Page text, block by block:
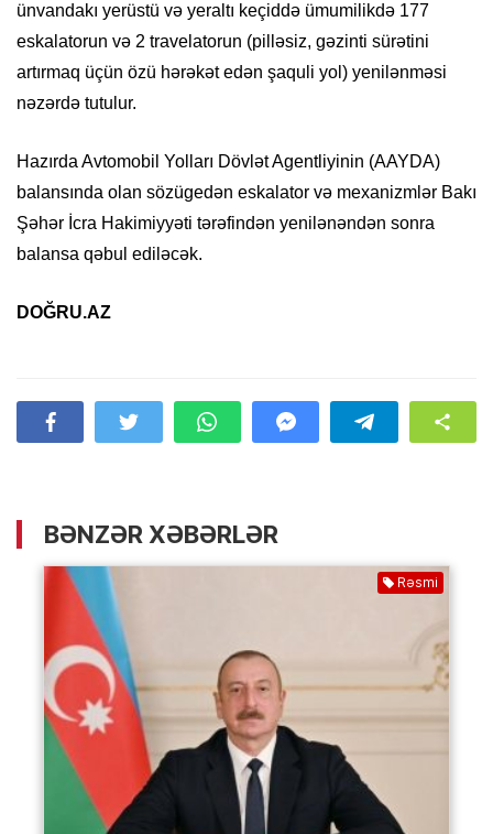
ünvandakı yerüstü və yeraltı keçiddə ümumilikdə 177
eskalatorun və 2 travelatorun (pilləsiz, gəzinti sürətini
artırmaq üçün özü hərəkət edən şaquli yol) yenilənməsi
nəzərdə tutulur.
Hazırda Avtomobil Yolları Dövlət Agentliyinin (AAYDA)
balansında olan sözügedən eskalator və mexanizmlər Bakı
Şəhər İcra Hakimiyyəti tərəfindən yenilənəndən sonra
balansa qəbul ediləcək.
DOĞRU.AZ
BƏNZƏR XƏBƏRLƏR
Rəsmi